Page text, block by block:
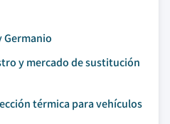
Germanio
y mercado de sustitución
térmica para vehículos